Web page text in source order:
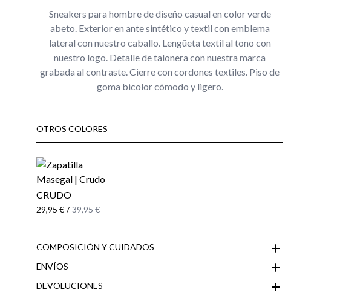
Sneakers para hombre de diseño casual en color verde
abeto. Exterior en ante sintético y textil con emblema
lateral con nuestro caballo. Lengüeta textil al tono con
nuestro logo. Detalle de talonera con nuestra marca
grabada al contraste. Cierre con cordones textiles. Piso de
goma bicolor cómodo y ligero.
OTROS COLORES
CRUDO
29,95 € / 39,95 €
COMPOSICIÓN Y CUIDADOS
ENVÍOS
DEVOLUCIONES